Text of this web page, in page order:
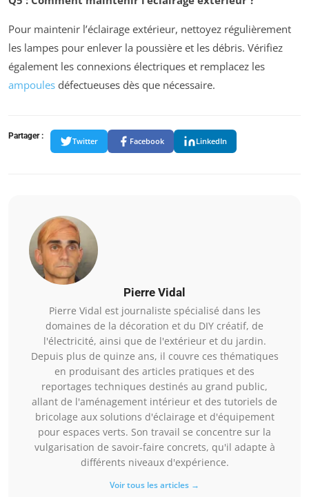
Pour maintenir l’éclairage extérieur, nettoyez régulièrement
les lampes pour enlever la poussière et les débris. Vérifiez
également les connexions électriques et remplacez les
ampoules défectueuses dès que nécessaire.
Partager :
Twitter Facebook LinkedIn
Pierre Vidal
Pierre Vidal est journaliste spécialisé dans les
domaines de la décoration et du DIY créatif, de
l'électricité, ainsi que de l'extérieur et du jardin.
Depuis plus de quinze ans, il couvre ces thématiques
en produisant des articles pratiques et des
reportages techniques destinés au grand public,
allant de l'aménagement intérieur et des tutoriels de
bricolage aux solutions d'éclairage et d'équipement
pour espaces verts. Son travail se concentre sur la
vulgarisation de savoir-faire concrets, qu'il adapte à
différents niveaux d'expérience.
Voir tous les articles →